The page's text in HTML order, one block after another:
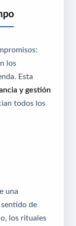
los
Esta
y gestión
todos los
una
de
los rituales